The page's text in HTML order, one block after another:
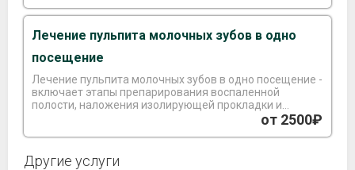
Лечение пульпита молочных зубов в одно
посещение
Лечение пульпита молочных зубов в одно посещение -
включает этапы препарирования воспаленной
полости, наложения изолирующей прокладки и
от 2500₽
Другие услуги